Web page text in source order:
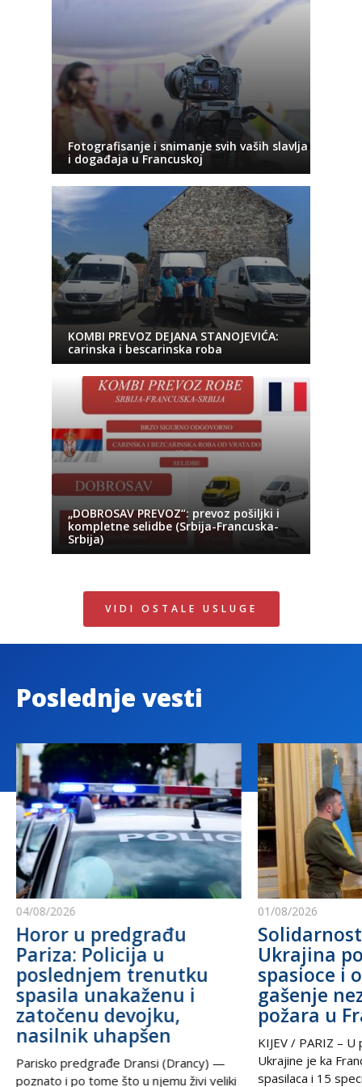
Fotografisanje i snimanje svih vaših slavlja
i događaja u Francuskoj
KOMBI PREVOZ DEJANA STANOJEVIĆA:
carinska i bescarinska roba
„DOBROSAV PREVOZ“: prevoz pošiljki i
kompletne selidbe (Srbija-Francuska-
Srbija)
VIDI OSTALE USLUGE
Poslednje vesti
04/08/2026
Horor u predgrađu
Pariza: Policija u
poslednjem trenutku
spasila unakaženu i
zatočenu devojku,
nasilnik uhapšen
Parisko predgrađe Dransi (Drancy) —
poznato i po tome što u njemu živi veliki
01/08/2026
Ukrajina
spasioce i
gašenje
požara u
KIJEV / PARIZ –
Ukrajine je ka
spasilaca i 15